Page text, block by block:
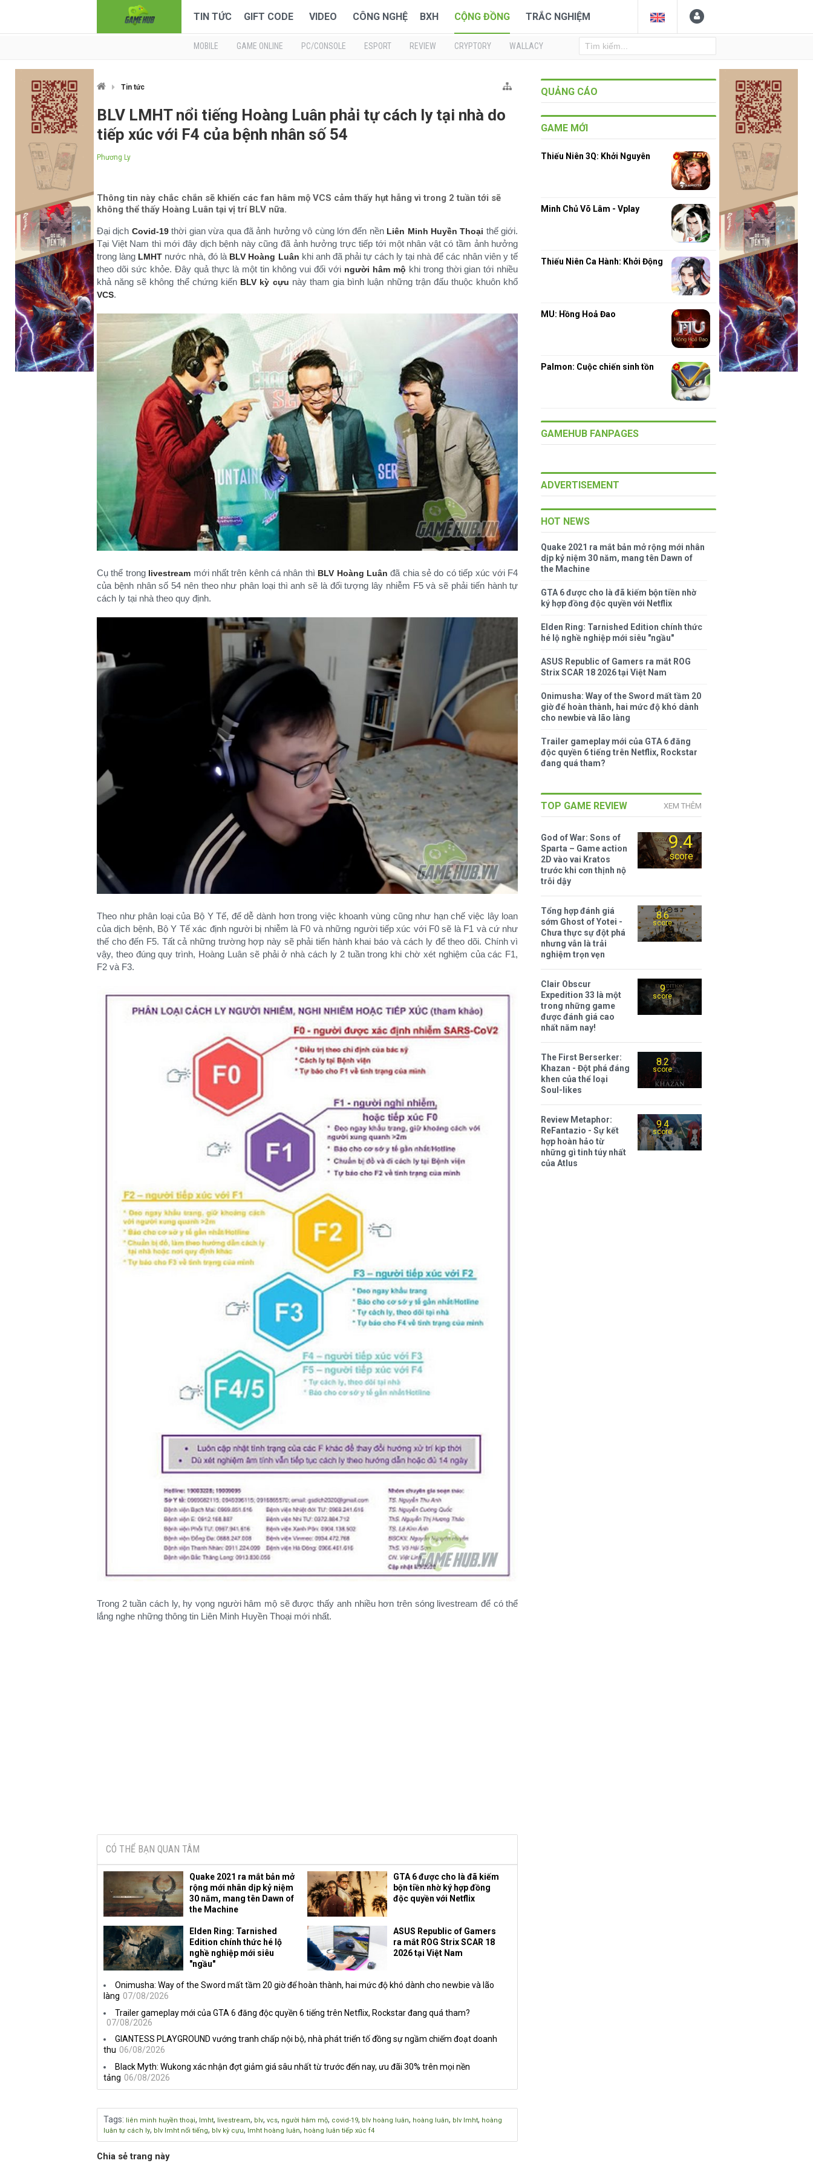
TIN TỨC GIFT CODE VIDEO CÔNG NGHỆ BXH CỘNG ĐỒNG TRẮC NGHIỆM
MOBILE GAME ONLINE PC/CONSOLE ESPORT REVIEW CRYPTORY WALLACY
Tin tức
BLV LMHT nổi tiếng Hoàng Luân phải tự cách ly tại nhà do
tiếp xúc với F4 của bệnh nhân số 54
Phương Ly
Thông tin này chắc chắn sẽ khiến các fan hâm mộ VCS cảm thấy hụt hẫng vì trong 2 tuần tới sẽ
không thể thấy Hoàng Luân tại vị trí BLV nữa.
Đại dịch Covid-19thời gian vừa qua đã ảnh hưởng vô cùng lớn đến nền Liên Minh Huyền Thoại thế giới.
Tại Việt Nam thì mới đây dịch bệnh này cũng đã ảnh hưởng trực tiếp tới một nhân vật có tầm ảnh hưởng
trong làng LMHT nước nhà, đó là BLV Hoàng Luân khi anh đã phải tự cách ly tại nhà để các nhân viên y tế
theo dõi sức khỏe. Đây quả thực là một tin không vui đối với người hâm mộ khi trong thời gian tới nhiều
khả năng sẽ không thể chứng kiến BLV kỳ cựu này tham gia bình luận những trận đấu thuộc khuôn khổ
VCS.
Cụ thể trong livestream mới nhất trên kênh cá nhân thì BLV Hoàng Luân đã chia sẻ do có tiếp xúc với F4
của bệnh nhân số 54 nên theo như phân loại thì anh sẽ là đối tượng lây nhiễm F5 và sẽ phải tiến hành tự
cách ly tại nhà theo quy định.
Theo như phân loại của Bộ Y Tế, để dễ dành hơn trong việc khoanh vùng cũng như hạn chế việc lây loan
của dịch bệnh, Bộ Y Tế xác định người bị nhiễm là F0 và những người tiếp xúc với F0 sẽ là F1 và cứ như
thế cho đến F5. Tất cả những trường hợp này sẽ phải tiến hành khai báo và cách ly để theo dõi. Chính vì
vậy, theo đúng quy trình, Hoàng Luân sẽ phải ở nhà cách ly 2 tuần trong khi chờ xét nghiệm của các F1,
F2 và F3.
Trong 2 tuần cách ly, hy vọng người hâm mộ sẽ được thấy anh nhiều hơn trên sóng livestream để có thể
lắng nghe những thông tin Liên Minh Huyền Thoại mới nhất.​
CÓ THỂ BẠN QUAN TÂM
Quake 2021 ra mắt bản mở
rộng mới nhân dịp kỷ niệm
30 năm, mang tên Dawn of
the Machine
GTA 6 được cho là đã kiếm
bộn tiền nhờ ký hợp đồng
độc quyền với Netflix
Elden Ring: Tarnished
Edition chính thức hé lộ
nghề nghiệp mới siêu
"ngầu"
ASUS Republic of Gamers
ra mắt ROG Strix SCAR 18
2026 tại Việt Nam
Onimusha: Way of the Sword mất tầm 20 giờ để hoàn thành, hai mức độ khó dành cho newbie và lão
làng 07/08/2026
Trailer gameplay mới của GTA 6 đăng độc quyền 6 tiếng trên Netflix, Rockstar đang quá tham?
07/08/2026
GIANTESS PLAYGROUND vướng tranh chấp nội bộ, nhà phát triển tố đồng sự ngầm chiếm đoạt doanh
thu 06/08/2026
Black Myth: Wukong xác nhận đợt giảm giá sâu nhất từ trước đến nay, ưu đãi 30% trên mọi nền
tảng 06/08/2026
Tags: liên minh huyền thoại, lmht, livestream, blv, vcs, người hâm mộ, covid-19, blv hoàng luân, hoàng luân, blv lmht, hoàng
luân tự cách ly, blv lmht nổi tiếng, blv kỳ cựu, lmht hoàng luân, hoàng luân tiếp xúc f4
Chia sẻ trang này
QUẢNG CÁO
GAME MỚI
Thiếu Niên 3Q: Khởi Nguyên
Minh Chủ Võ Lâm - Vplay
Thiếu Niên Ca Hành: Khởi Động
MU: Hồng Hoả Đao
Palmon: Cuộc chiến sinh tồn
GAMEHUB FANPAGES
ADVERTISEMENT
HOT NEWS
Quake 2021 ra mắt bản mở rộng mới nhân
dịp kỷ niệm 30 năm, mang tên Dawn of
the Machine
GTA 6 được cho là đã kiếm bộn tiền nhờ
ký hợp đồng độc quyền với Netflix
Elden Ring: Tarnished Edition chính thức
hé lộ nghề nghiệp mới siêu "ngầu"
ASUS Republic of Gamers ra mắt ROG
Strix SCAR 18 2026 tại Việt Nam
Onimusha: Way of the Sword mất tầm 20
giờ để hoàn thành, hai mức độ khó dành
cho newbie và lão làng
Trailer gameplay mới của GTA 6 đăng
độc quyền 6 tiếng trên Netflix, Rockstar
đang quá tham?
TOP GAME REVIEW XEM THÊM
9.4
score
God of War: Sons of
Sparta – Game action
2D vào vai Kratos
trước khi cơn thịnh nộ
trỗi dậy
8.6
score
Tổng hợp đánh giá
sớm Ghost of Yotei -
Chưa thực sự đột phá
nhưng vẫn là trải
nghiệm trọn vẹn
9
score
Clair Obscur
Expedition 33 là một
trong những game
được đánh giá cao
nhất năm nay!
8.2
score
The First Berserker:
Khazan - Đột phá đáng
khen của thể loại
Soul-likes
9.4
score
Review Metaphor:
ReFantazio - Sự kết
hợp hoàn hảo từ
những gì tinh túy nhất
của Atlus